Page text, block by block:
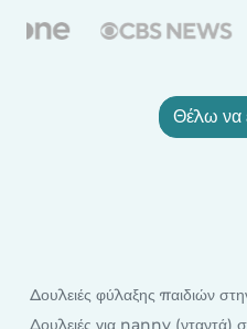
Θέλω να
Δουλειές φύλαξης παιδιών
Δουλειές για nanny (νταντά)